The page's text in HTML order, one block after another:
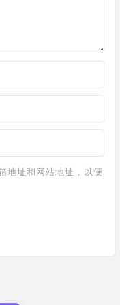
地址和网站地址，以便